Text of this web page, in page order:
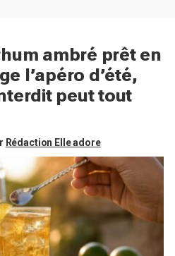
ambré prêt en
l’apéro d’été,
peut tout
Rédaction Elle adore